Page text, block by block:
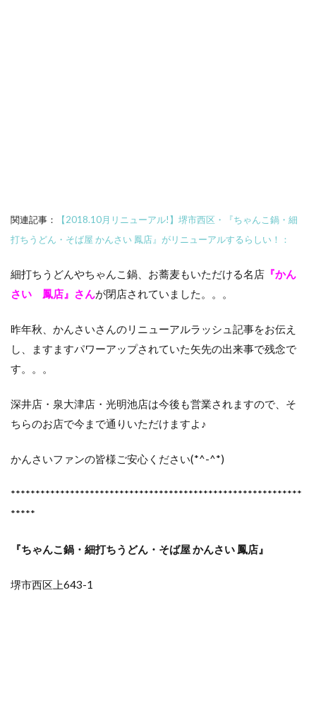
関連記事：
【2018.10月リニューアル!】堺市西区・『ちゃんこ鍋・細
打ちうどん・そば屋 かんさい 鳳店』がリニューアルするらしい！：
細打ちうどんやちゃんこ鍋、お蕎麦もいただける名店 『かん
さい 鳳店』さんが閉店されていました。。。
昨年秋、かんさいさんのリニューアルラッシュ記事をお伝え
し、ますますパワーアップされていた矢先の出来事で残念で
す。。。
深井店・泉大津店・光明池店は今後も営業されますので、そ
ちらのお店で今まで通りいただけますよ♪
かんさいファンの皆様ご安心ください(*^-^*)
***********************************************************
*****
『ちゃんこ鍋・細打ちうどん・そば屋 かんさい 鳳店』
堺市西区上643-1